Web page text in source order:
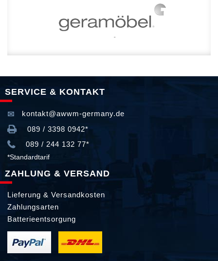
SERVICE & KONTAKT
kontakt@awwm-germany.de
089 / 3398 0942*
089 / 244 132 77*
*Standardtarif
ZAHLUNG & VERSAND
Lieferung & Versandkosten
Zahlungsarten
Batterieentsorgung